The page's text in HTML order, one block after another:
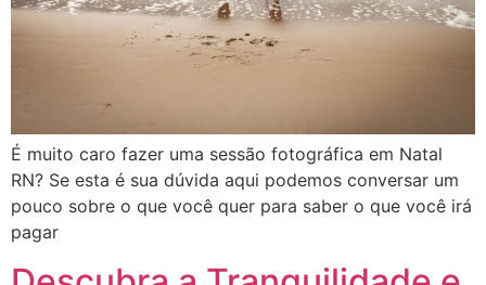
É muito caro fazer uma sessão fotográfica em Natal
RN? Se esta é sua dúvida aqui podemos conversar um
pouco sobre o que você quer para saber o que você irá
pagar